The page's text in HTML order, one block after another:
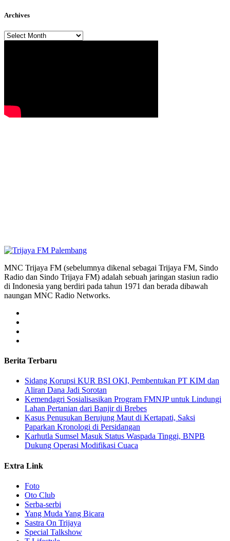
Archives
Archives
MNC Trijaya FM (sebelumnya dikenal sebagai Trijaya FM, Sindo
Radio dan Sindo Trijaya FM) adalah sebuah jaringan stasiun radio
di Indonesia yang berdiri pada tahun 1971 dan berada dibawah
naungan MNC Radio Networks.
Berita Terbaru
Sidang Korupsi KUR BSI OKI, Pembentukan PT KIM dan
Aliran Dana Jadi Sorotan
Kemendagri Sosialisasikan Program FMNJP untuk Lindungi
Lahan Pertanian dari Banjir di Brebes
Kasus Penusukan Berujung Maut di Kertapati, Saksi
Paparkan Kronologi di Persidangan
Karhutla Sumsel Masuk Status Waspada Tinggi, BNPB
Dukung Operasi Modifikasi Cuaca
Extra Link
Foto
Oto Club
Serba-serbi
Yang Muda Yang Bicara
Sastra On Trijaya
Special Talkshow